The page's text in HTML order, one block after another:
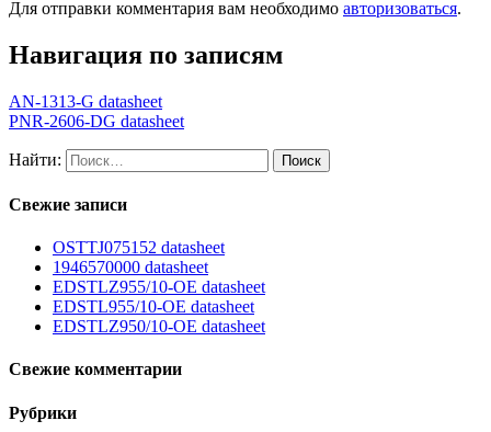
Для отправки комментария вам необходимо авторизоваться.
Навигация по записям
AN-1313-G datasheet
PNR-2606-DG datasheet
Найти:
Свежие записи
OSTTJ075152 datasheet
1946570000 datasheet
EDSTLZ955/10-OE datasheet
EDSTL955/10-OE datasheet
EDSTLZ950/10-OE datasheet
Свежие комментарии
Рубрики